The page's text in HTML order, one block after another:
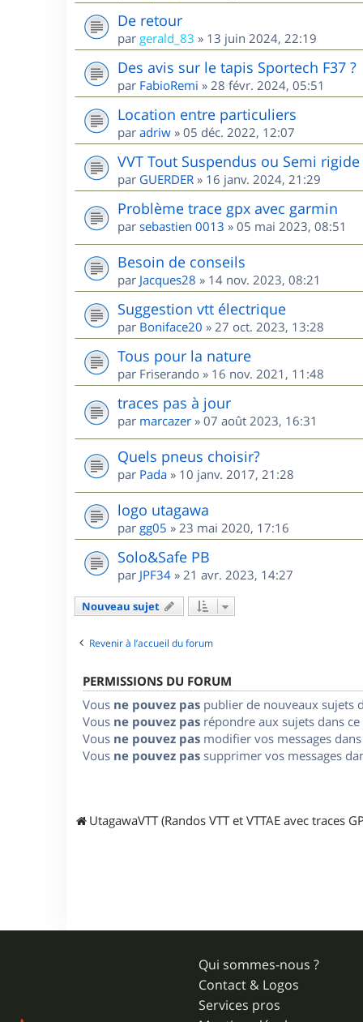
De retour
par gerald_83 » 13 juin 2024, 22:19
Des avis sur le tapis Sportech F37 ?
par FabioRemi » 28 févr. 2024, 05:51
Location entre particuliers
par adriw » 05 déc. 2022, 12:07
VVT Tout Suspendus ou Semi
par GUERDER » 16 janv. 2024, 21:29
Problème trace gpx avec garmin
par sebastien 0013 » 05 mai 2023, 08:51
Besoin de conseils
par Jacques28 » 14 nov. 2023, 08:21
Suggestion vtt électrique
par Boniface20 » 27 oct. 2023, 13:28
Tous pour la nature
par Friserando » 16 nov. 2021, 11:48
traces pas à jour
par marcazer » 07 août 2023, 16:31
Quels pneus choisir?
par Pada » 10 janv. 2017, 21:28
logo utagawa
par gg05 » 23 mai 2020, 17:16
Solo&Safe PB
par JPF34 » 21 avr. 2023, 14:27
Nouveau sujet
Revenir à l’accueil du forum
PERMISSIONS DU FORUM
Vous ne pouvez pas publier de nouveaux sujets
Vous ne pouvez pas répondre aux sujets dans
Vous ne pouvez pas modifier vos messages
Vous ne pouvez pas supprimer vos messages
UtagawaVTT (Randos VTT et VTTAE avec traces
Qui sommes-nous ?
Contact & Logos
Services pros